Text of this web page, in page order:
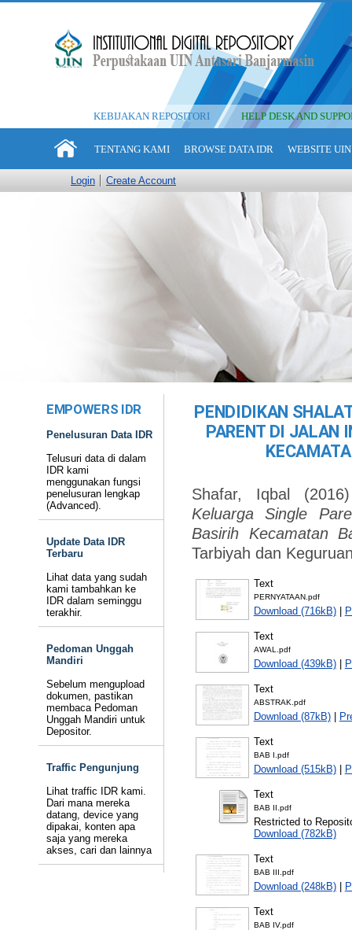
KEBIJAKAN REPOSITORI HELP DESK AND
TENTANG KAMI BROWSE DATA IDR WEBSITE
Login Create Account
EMPOWERS IDR
Penelusuran Data IDR
Telusuri data di dalam
IDR kami
menggunakan fungsi
penelusuran lengkap
(Advanced).
Update Data IDR
Terbaru
Lihat data yang sudah
kami tambahkan ke
IDR dalam seminggu
terakhir.
Pedoman Unggah
Mandiri
Sebelum mengupload
dokumen, pastikan
membaca Pedoman
Unggah Mandiri untuk
Depositor.
Traffic Pengunjung
Lihat traffic IDR kami.
Dari mana mereka
datang, device yang
dipakai, konten apa
saja yang mereka
akses, cari dan lainnya
PENDIDIKAN
PARENT DI JALAN
Shafar, Iqbal
Keluarga Single
Basirih Kecamatan
Tarbiyah dan
Text
PERNYATAAN.pdf
Download (716kB)|
Text
AWAL.pdf
Download (439kB)|
Text
ABSTRAK.pdf
Download (87kB)|
Text
BAB I.pdf
Download (515kB)|
Text
BAB II.pdf
Restricted to
Download (782kB)
Text
BAB III.pdf
Download (248kB)|
Text
BAB IV.pdf